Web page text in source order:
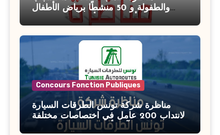
والطفولة و 50 منشطًا برياض الأطفال
بوزارة الأسرة والمرأة والطفولة وكبار
Concours Fonction Publiques
مناظرة شركة تونس الطرقات السيارة
لانتداب 200 عامل في اختصاصات مختلفة
آخر أجل : 21 جويلية 2026